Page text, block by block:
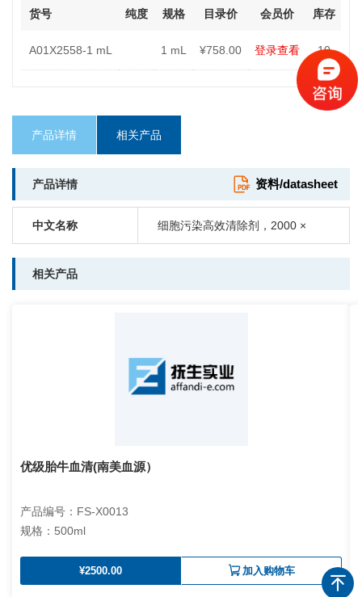
货号 纯度 规格 目录价 会员价 库存
A01X2558-1 mL 1 mL ¥758.00 登录查看 10
产品详情 相关产品
产品详情 资料/datasheet
中文名称 细胞污染高效清除剂，2000 ×
相关产品
优级胎牛血清(南美血源）
产品编号：FS-X0013
规格：500ml
¥2500.00 加入购物车